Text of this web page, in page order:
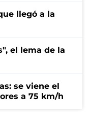
llegó a la
el lema de la
se viene el
a 75 km/h